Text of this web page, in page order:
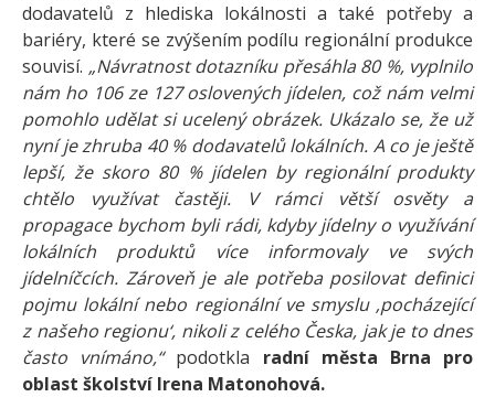
dodavatelů z hlediska lokálnosti a také potřeby a
bariéry, které se zvýšením podílu regionální produkce
souvisí. „Návratnost dotazníku přesáhla 80 %, vyplnilo
nám ho 106 ze 127 oslovených jídelen, což nám velmi
pomohlo udělat si ucelený obrázek. Ukázalo se, že už
nyní je zhruba 40 % dodavatelů lokálních. A co je ještě
lepší, že skoro 80 % jídelen by regionální produkty
chtělo využívat častěji. V rámci větší osvěty a
propagace bychom byli rádi, kdyby jídelny o využívání
lokálních produktů více informovaly ve svých
jídelníčcích. Zároveň je ale potřeba posilovat definici
pojmu lokální nebo regionální ve smyslu ‚pocházející
z našeho regionu‘, nikoli z celého Česka, jak je to dnes
často vnímáno,“ podotkla radní města Brna pro
oblast školství Irena Matonohová.